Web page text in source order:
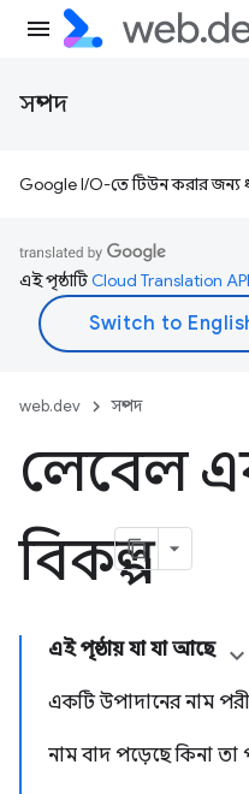
সম্পদ
Google I/O-তে টিউন করার জন্য
এই পৃষ্ঠাটিCloud Translation API
web.dev সম্পদ
লেবেল
বিকল্প
এই পৃষ্ঠায় যা যা আছে
একটি উপাদানের নাম
নাম বাদ পড়েছে কিনা তা